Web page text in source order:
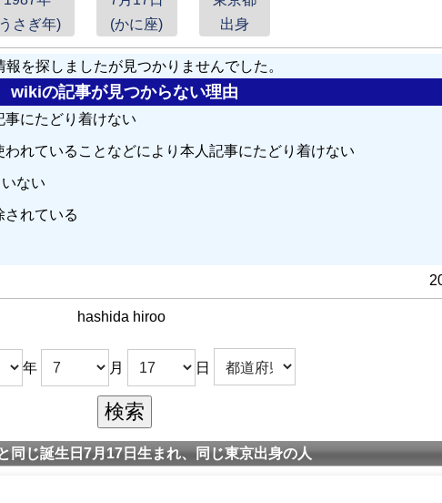
さぎ年)
(かに座)
出身
報を探しましたが見つかりませんでした。
wikiの記事が見つからない理由
にたどり着けない
れていることなどにより本人記事にたどり着けない
ない
れている
hashida hiroo
年 月 日
同じ誕生日7月17日生まれ、同じ東京出身の人